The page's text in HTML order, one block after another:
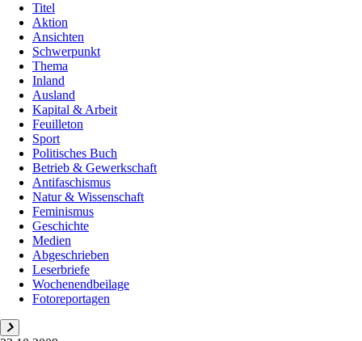
Titel
Aktion
Ansichten
Schwerpunkt
Thema
Inland
Ausland
Kapital & Arbeit
Feuilleton
Sport
Politisches Buch
Betrieb & Gewerkschaft
Antifaschismus
Natur & Wissenschaft
Feminismus
Geschichte
Medien
Abgeschrieben
Leserbriefe
Wochenendbeilage
Fotoreportagen